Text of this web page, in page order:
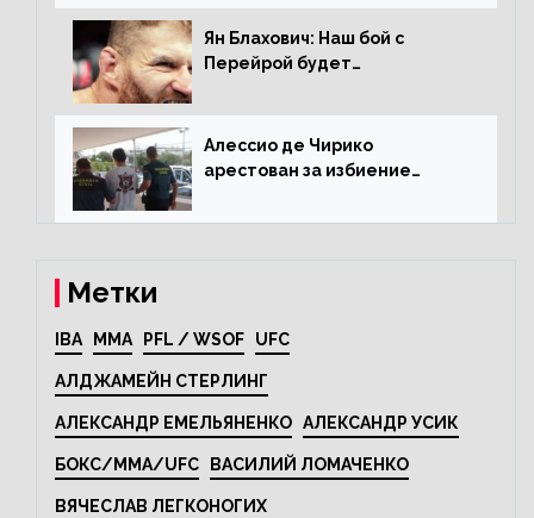
Ян Блахович: Наш бой с
Перейрой будет
Алессио де Чирико
арестован за избиение
Метки
IBA MMA PFL / WSOF UFC
АЛДЖАМЕЙН СТЕРЛИНГ
АЛЕКСАНДР ЕМЕЛЬЯНЕНКО АЛЕКСАНДР УСИК
БОКС/MMA/UFC ВАСИЛИЙ ЛОМАЧЕНКО
ВЯЧЕСЛАВ ЛЕГКОНОГИХ